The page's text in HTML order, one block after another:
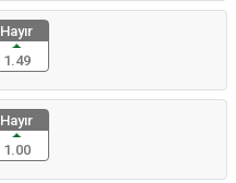
Hayır
1.49
Hayır
1.00